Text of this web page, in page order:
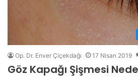
Op. Dr. Enver Çiçekdağı 17 Nisan 2019
Göz Kapağı Şişmesi